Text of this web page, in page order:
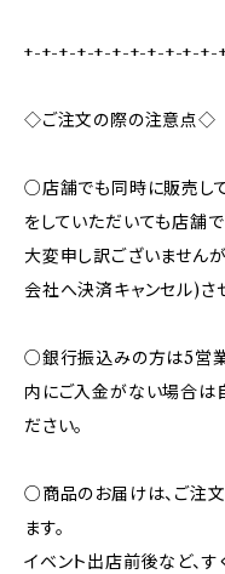
+-+-+-+-+-+-+-+-+-+-+-
◇ご注文の際の注意点◇
○店舗でも同時に販売し
をしていただいても店舗
大変申し訳ございません
会社へ決済キャンセル)さ
○銀行振込みの方は5営
内にご入金がない場合は
ださい。
○商品のお届けは、ご注
ます。
イベント出店前後など、